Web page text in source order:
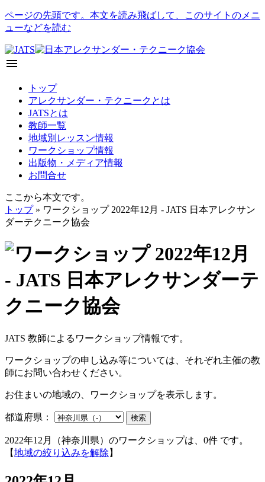
ページの先頭です。本文を読み飛ばして、このサイトのメニ
ューなどを読む
menu
トップ
アレクサンダー・テクニークとは
JATSとは
教師一覧
地域別レッスン情報
ワークショップ情報
出版物・メディア情報
お問合せ
ここから本文です。
トップ» ワークショップ 2022年12月 - JATS 日本アレクサン
ダーテクニーク協会
JATS 教師によるワークショップ情報です。
ワークショップの申し込み等については、それぞれ主催の教
師にお問い合わせください。
お住まいの地域の、ワークショップを表示します。
都道府県： 検索
2022年12月（神奈川県）のワークショップは、0件 です。
【地域の絞り込みを解除 】